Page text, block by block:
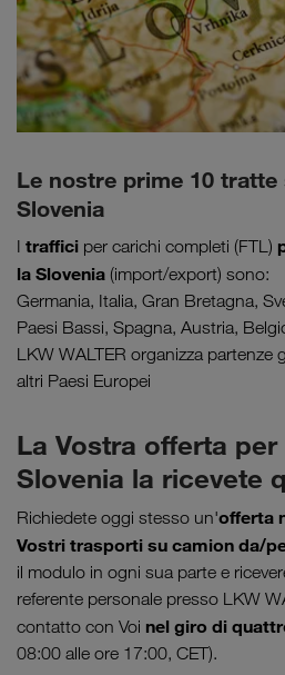
Le nostre prime 10
Slovenia
I traffici per carichi completi (FTL)
la Slovenia (import/export) sono:
Germania, Italia, Gran Bretagna,
Paesi Bassi, Spagna, Austria,
LKW WALTER organizza partenze
altri Paesi Europei
La Vostra offerta
Slovenia la ricevete
Richiedete oggi stesso un'offerta
Vostri trasporti su camion da/
il modulo in ogni sua parte e
referente personale presso LKW
contatto con Voi nel giro di
08:00 alle ore 17:00, CET).